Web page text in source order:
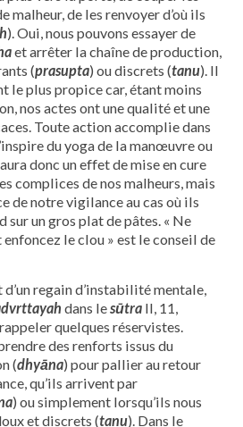
malheur, de les renvoyer d’où ils
). Oui, nous pouvons essayer de
et arrêter la chaîne de production,
(prasupta) ou discrets (tanu). Il
le plus propice car, étant moins
nos actes ont une qualité et une
Toute action accomplie dans
du yoga de la manœuvre ou
donc un effet de mise en cure
complices de nos malheurs, mais
de notre vigilance au cas où ils
sur un gros plat de pâtes. « Ne
le clou » est le conseil de
regain d’instabilité mentale,
dans le sūtra II, 11,
quelques réservistes.
des renforts issus du
(dhyāna) pour pallier au retour
qu’ils arrivent par
) ou simplement lorsqu’ils nous
et discrets (tanu). Dans le